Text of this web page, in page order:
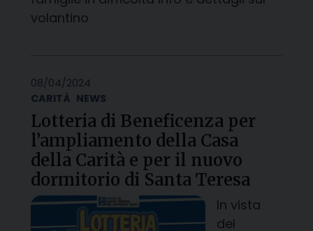
volantino
08/04/2024
CARITÀ NEWS
Lotteria di Beneficenza per
l’ampliamento della Casa
della Carità e per il nuovo
dormitorio di Santa Teresa
In vista
del